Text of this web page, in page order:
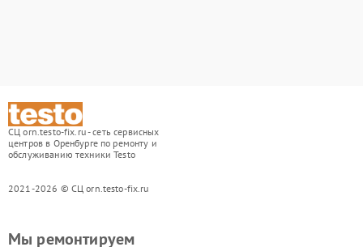
СЦ orn.testo-fix.ru - сеть сервисных
центров в Оренбурге по ремонту и
обслуживанию техники Testo
2021-2026 © СЦ orn.testo-fix.ru
Мы ремонтируем